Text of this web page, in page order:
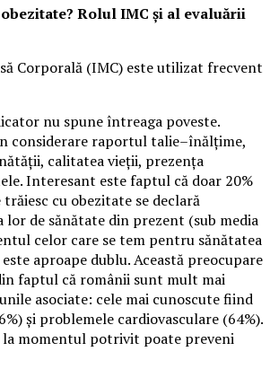
obezitate? Rolul IMC și al evaluării
Corporală (IMC) este utilizat frecvent
nu spune întreaga poveste.
considerare raportul talie–înălțime,
calitatea vieții, prezența
Interesant este faptul că doar 20%
cu obezitate se declară
de sănătate din prezent (sub media
celor care se tem pentru sănătatea
aproape dublu. Această preocupare
faptul că românii sunt mult mai
asociate: cele mai cunoscute fiind
și problemele cardiovasculare (64%).
la momentul potrivit poate preveni